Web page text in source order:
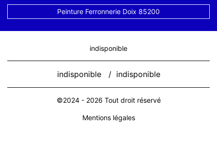
Peinture Ferronnerie Doix 85200
indisponible
indisponible / indisponible
©2024 - 2026 Tout droit réservé
Mentions légales